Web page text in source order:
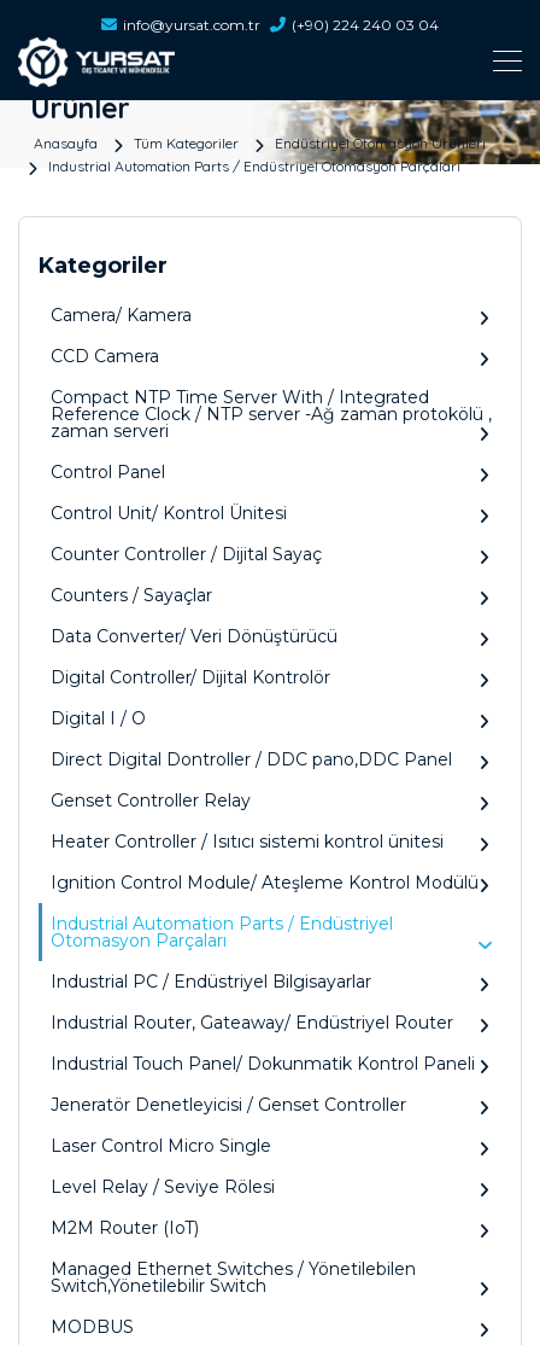
info@yursat.com.tr (+90) 224 240 03 04
Ürünler
Anasayfa Tüm Kategoriler
Endüstriyel Otomasyon Ürünleri
Industrial Automation Parts / Endüstriyel Otomasyon Parçaları
Kategoriler
Camera/ Kamera
CCD Camera
Compact NTP Time Server With / Integrated
Reference Clock / NTP server -Ağ zaman protokölü ,
zaman serveri
Control Panel
Control Unit/ Kontrol Ünitesi
Counter Controller / Dijital Sayaç
Counters / Sayaçlar
Data Converter/ Veri Dönüştürücü
Digital Controller/ Dijital Kontrolör
Digital I / O
Direct Digital Dontroller / DDC pano,DDC Panel
Genset Controller Relay
Heater Controller / Isıtıcı sistemi kontrol ünitesi
Ignition Control Module/ Ateşleme Kontrol Modülü
Industrial Automation Parts / Endüstriyel
Otomasyon Parçaları
Industrial PC / Endüstriyel Bilgisayarlar
Industrial Router, Gateaway/ Endüstriyel Router
Industrial Touch Panel/ Dokunmatik Kontrol Paneli
Jeneratör Denetleyicisi / Genset Controller
Laser Control Micro Single
Level Relay / Seviye Rölesi
M2M Router (IoT)
Managed Ethernet Switches / Yönetilebilen
Switch,Yönetilebilir Switch
MODBUS